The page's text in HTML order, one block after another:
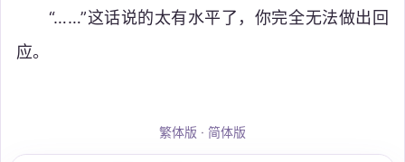
“……”这话说的太有水平了，你完全无法做出回
应。
繁体版 · 简体版